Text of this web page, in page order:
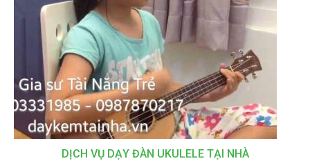
DỊCH VỤ DẠY ĐÀN UKULELE TẠI NHÀ